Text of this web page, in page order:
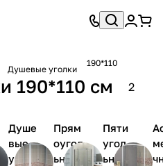
Душевые уголки
190*110
190*110 см 2
Душе
вые
уголк
Прям
оугол
ьные
Пяти
угол
ьные